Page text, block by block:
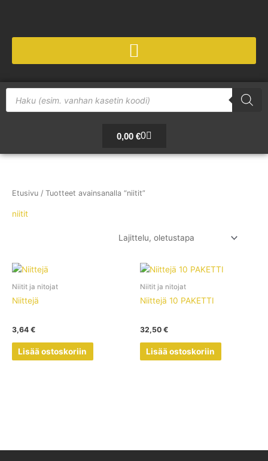
Products
search
0,00 €0
Cart
Etusivu / Tuotteet avainsanalla “niitit”
niitit
Niitit ja nitojat
Niittejä
3,64 €
Lisää ostoskoriin
Niitit ja nitojat
Niittejä 10 PAKETTI
32,50 €
Lisää ostoskoriin